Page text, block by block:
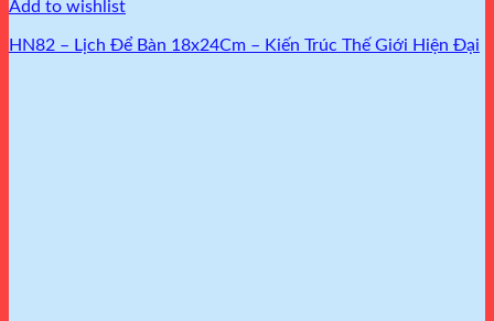
Add to wishlist
HN82 – Lịch Để Bàn 18x24Cm – Kiến Trúc Thế Giới Hiện Đại